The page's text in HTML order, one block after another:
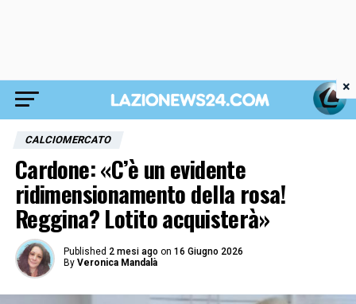
CALCIOMERCATO
Cardone: «C’è un evidente
ridimensionamento della rosa!
Reggina? Lotito acquisterà»
Published 2 mesi ago on 16 Giugno 2026
By Veronica Mandalà
×